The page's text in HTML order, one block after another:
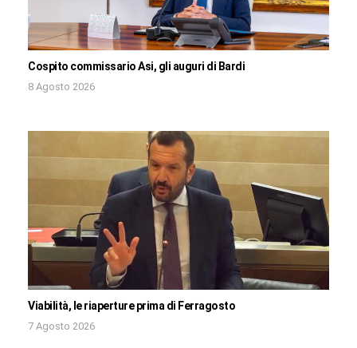
Cospito commissario Asi, gli auguri di Bardi
8 Agosto 2026
Viabilità, le riaperture prima di Ferragosto
7 Agosto 2026